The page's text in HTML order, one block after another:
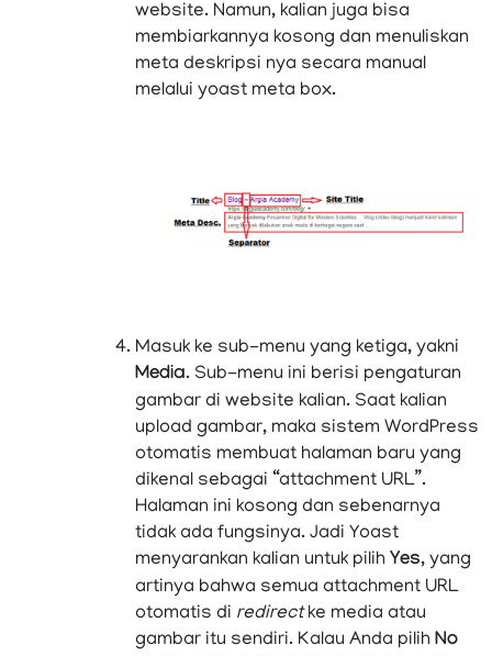
website. Namun, kalian juga bisa
membiarkannya kosong dan menuliskan
meta deskripsi nya secara manual
melalui yoast meta box.
Masuk ke sub-menu yang ketiga, yakni
Media. Sub-menu ini berisi pengaturan
gambar di website kalian. Saat kalian
upload gambar, maka sistem WordPress
otomatis membuat halaman baru yang
dikenal sebagai “attachment URL”.
Halaman ini kosong dan sebenarnya
tidak ada fungsinya. Jadi Yoast
menyarankan kalian untuk pilih Yes, yang
artinya bahwa semua attachment URL
otomatis di redirectke media atau
gambar itu sendiri. Kalau Anda pilih No